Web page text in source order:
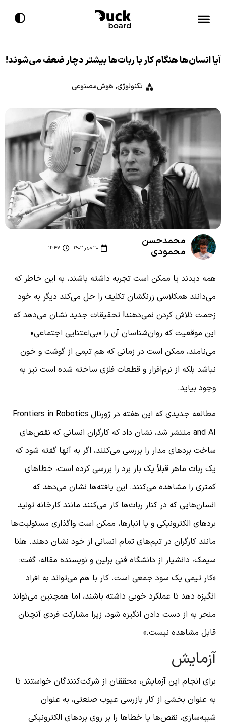
آیا انسان‌ها هنگام کار با ربات‌ها بیشتر دچار ضعف می‌شوند!
تکنولوژی, هوش‌مصنوعی
محمدحسن
محمودی
۳۰ مهر ۱۴۰۲ ۱۲:۴۷
همه دیدند یا ممکن است تجربه داشته باشند، به این خاطر که
می‌دانند همکلاسی زرنگشان تکلیف را حل می‌کند دیگر به خود
زحمت تلاش کردن نمی‌دهند! تحقیقات جدید نشان می‌دهد که
این موقعیت که روان‌شناسان آن را «بی‌اعتنایی اجتماعی»
می‌نامند، ممکن است در زمانی که هم تیمی از گوشت و خون
نباشد بلکه از نرم‌افزار و قطعات فلزی ساخته شده است نیز به
وجود بیاید.
مطالعه جدیدی که این هفته در ژورنال Frontiers in Robotics
and AI منتشر شد، نشان داد که کارگران انسانی که نقص‌های
ساخت بردهای مدار را بررسی می‌کنند، اگر به آنها گفته شود که
یک ربات ماهر قبلاً یک بار برد را بررسی کرده است، خطاهای
کمتری را مشاهده می‌کنند. این یافته‌ها نشان می‌دهد که
انسان‌هایی که در کنار ربات‌ها کار می‌کنند مانند کارخانه تولید
برد‌های الکترونیکی و یا انبارها، ممکن است واگذاری مسئولیت‌ها
مانند کارگران در تیم‌های تمام انسانی از خود نشان دهند. هلنا
سیمک، دانشیار از دانشگاه فنی برلین و نویسنده مقاله، گفت:
«کار تیمی یک سود جمعی است. کار با هم می‌تواند به افراد
انگیزه دهد تا عملکرد خوبی داشته باشند، اما همچنین می‌تواند
منجر به از دست دادن انگیزه شود، زیرا مشارکت فردی آنچنان
قابل مشاهده نیست.»
آزمایش
برای انجام این آزمایش، محققان از شرکت‌کنندگان خواستند تا
به عنوان بخشی از کار بازرسی عیوب صنعتی، به عنوان
شبیه‌سازی، نقص‌ها یا خطاها را بر روی بردهای الکترونیکی